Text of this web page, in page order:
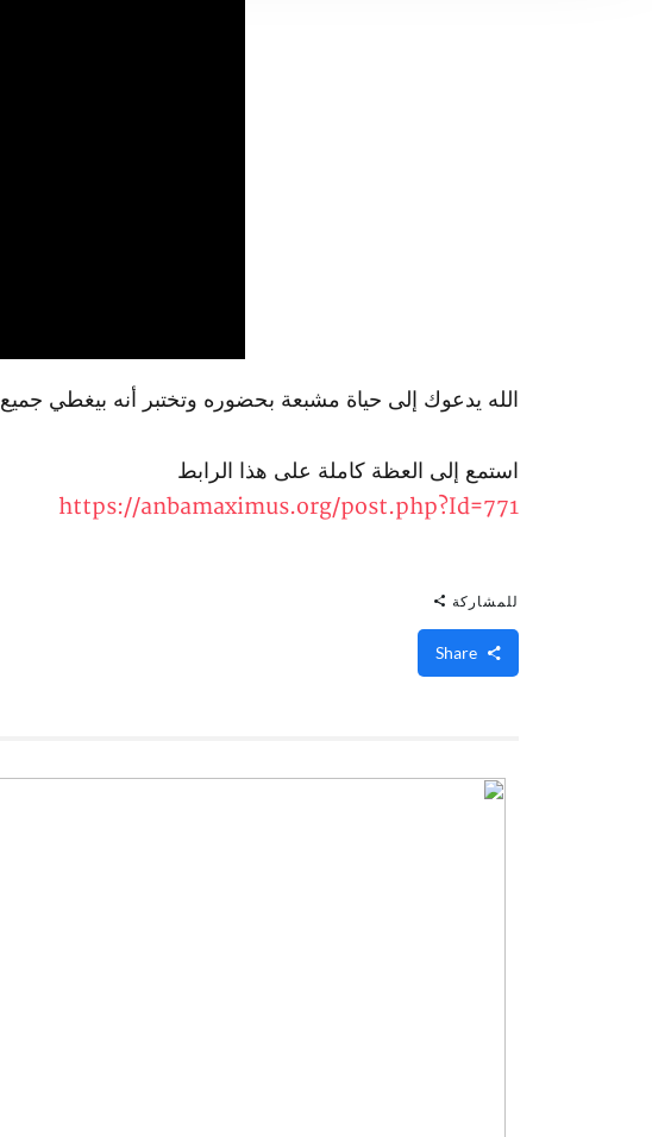
الله يدعوك إلى حياة مشبعة بحضوره وتختبر أنه بيغطي
استمع إلى العظة كاملة على هذا الرابط
https://anbamaximus.org/post.php?Id=771
للمشاركة